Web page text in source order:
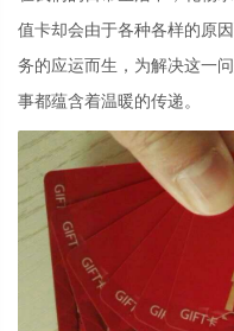
值卡却会由于各种各样的原
务的应运而生，为解决这一
事都蕴含着温暖的传递。